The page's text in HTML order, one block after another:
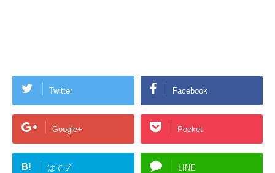
Twitter Facebook
Google+ Pocket
B! はてブ LINE